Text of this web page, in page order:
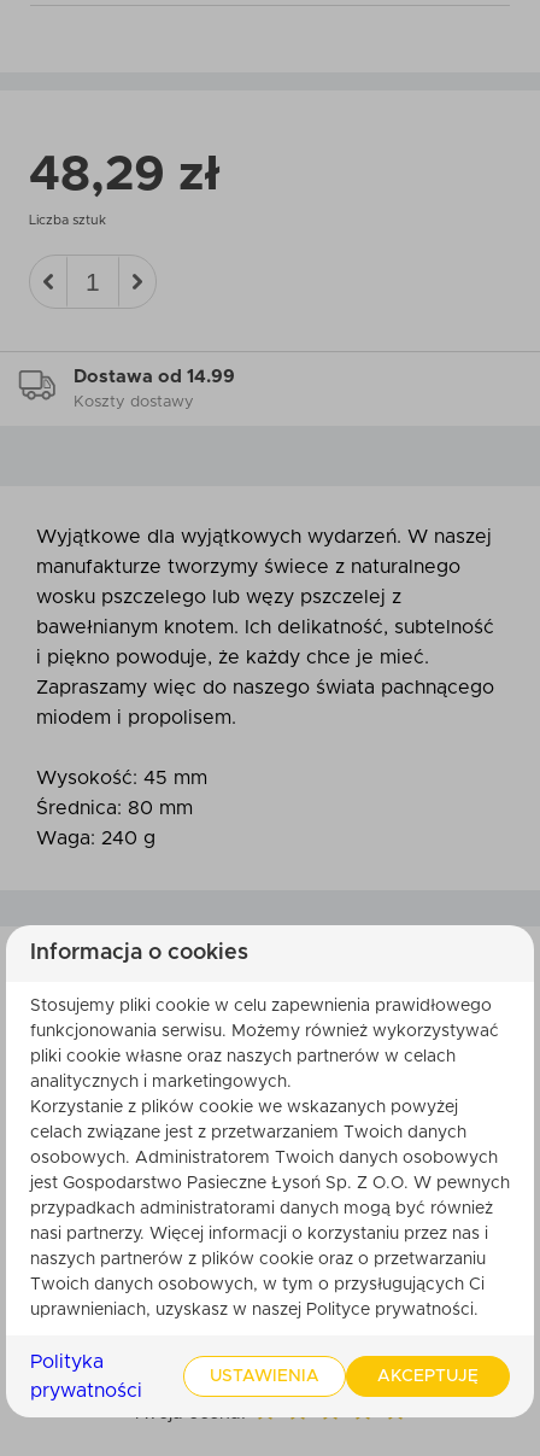
48,29 zł
Liczba sztuk
Dostawa od 14.99
Koszty dostawy
Wyjątkowe dla wyjątkowych wydarzeń. W naszej
manufakturze tworzymy świece z naturalnego
wosku pszczelego lub węzy pszczelej z
bawełnianym knotem. Ich delikatność, subtelność
i piękno powoduje, że każdy chce je mieć.
Zapraszamy więc do naszego świata pachnącego
miodem i propolisem.
Wysokość: 45 mm
Średnica: 80 mm
Waga: 240 g
SKŁADNIKI
Nikt do tej pory nie ocenił tego produktu.
Bądź pierwszy. Po zatwierdzeniu przez
obsługę sklepu, będzie ona widoczna dla
innych klientów.
Informacja o cookies
Stosujemy pliki cookie w celu zapewnienia prawidłowego
funkcjonowania serwisu. Możemy również wykorzystywać
pliki cookie własne oraz naszych partnerów w celach
analitycznych i marketingowych.
Korzystanie z plików cookie we wskazanych powyżej
celach związane jest z przetwarzaniem Twoich danych
osobowych. Administratorem Twoich danych osobowych
jest Gospodarstwo Pasieczne Łysoń Sp. Z O.O. W pewnych
przypadkach administratorami danych mogą być również
nasi partnerzy. Więcej informacji o korzystaniu przez nas i
naszych partnerów z plików cookie oraz o przetwarzaniu
Twoich danych osobowych, w tym o przysługujących Ci
uprawnieniach, uzyskasz w naszej Polityce prywatności.
Polityka
prywatności
USTAWIENIA AKCEPTUJĘ